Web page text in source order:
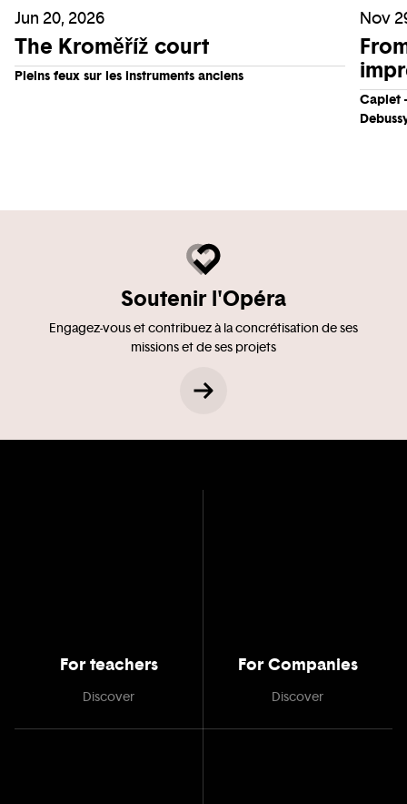
Jun 20, 2026
The Kroměříž court
Pleins feux sur les instruments anciens
Nov
Caplet
Soutenir l'Opéra
Engagez-vous et contribuez à la concrétisation de ses
missions et de ses projets
For teachers
Discover
For Companies
Discover